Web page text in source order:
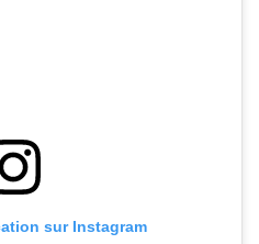
sur Instagram